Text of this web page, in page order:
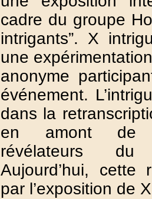
cadre du groupe
intrigants”. X
une
anonyme
événement.
dans la
en amont de
révélateurs du
Aujourd’hui, cette
par l’exposition de